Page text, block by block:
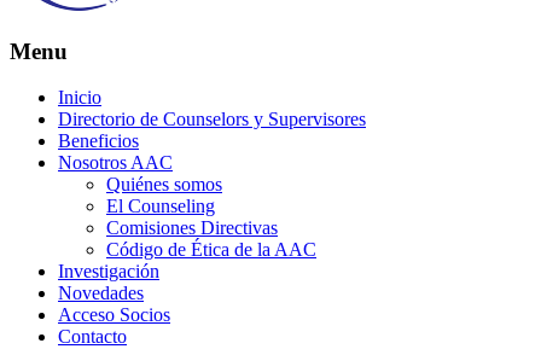
Menu
Inicio
Directorio de Counselors y Supervisores
Beneficios
Nosotros AAC
Quiénes somos
El Counseling
Comisiones Directivas
Código de Ética de la AAC
Investigación
Novedades
Acceso Socios
Contacto